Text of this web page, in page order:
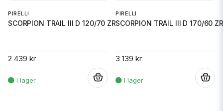
PIRELLI
SCORPION TRAIL III D 120/70 ZR
2 439 kr
PIRELLI
SCORPION TRAIL III D 170/60 ZR
3 139 kr